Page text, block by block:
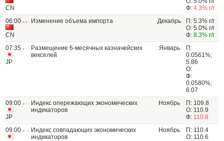
CN
Ф: 4.3% г/г
06:00
CN
Изменение объема импорта Декабрь
П: 5.3% г/г
О: 5.0% г/г
Ф: 8.3% г/г
07:35
JP
Размещение 6-месячных казначейских
векселей
Январь
П:
0.0561%;
5.86
О:
Ф:
0.0580%;
6.07
09:00
JP
Индекс опережающих экономических
индикаторов
Ноябрь
П: 109.8
О: 110.9
Ф: 110.8
09:00
Индекс совпадающих экономических
индикаторов
Ноябрь
П: 110.4
О: 110.6